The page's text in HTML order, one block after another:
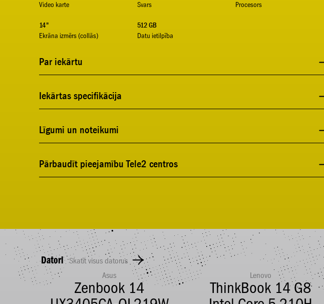
Video karte
Svars
Procesors
14"
Ekrāna izmērs (collās)
512 GB
Datu ietilpība
Par iekārtu
Iekārtas specifikācija
Līgumi un noteikumi
Pārbaudīt pieejamību Tele2 centros
Datori Skatīt visus datorus
Asus
Zenbook 14
Lenovo
ThinkBook 14 G8